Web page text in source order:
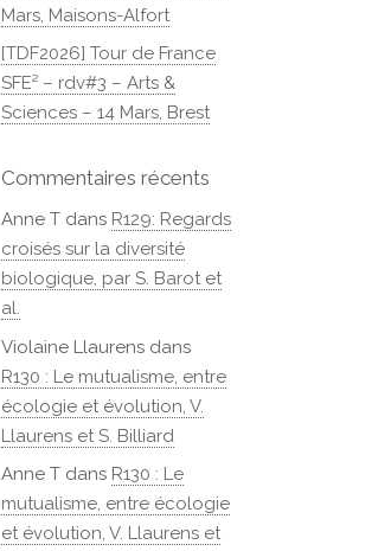
Mars, Maisons-Alfort
[TDF2026] Tour de France
SFE² – rdv#3 – Arts &
Sciences – 14 Mars, Brest
Commentaires récents
Anne T dans R129: Regards
croisés sur la diversité
biologique, par S. Barot et
al.
Violaine Llaurens dans
R130 : Le mutualisme, entre
écologie et évolution, V.
Llaurens et S. Billiard
Anne T dans R130 : Le
mutualisme, entre écologie
et évolution, V. Llaurens et